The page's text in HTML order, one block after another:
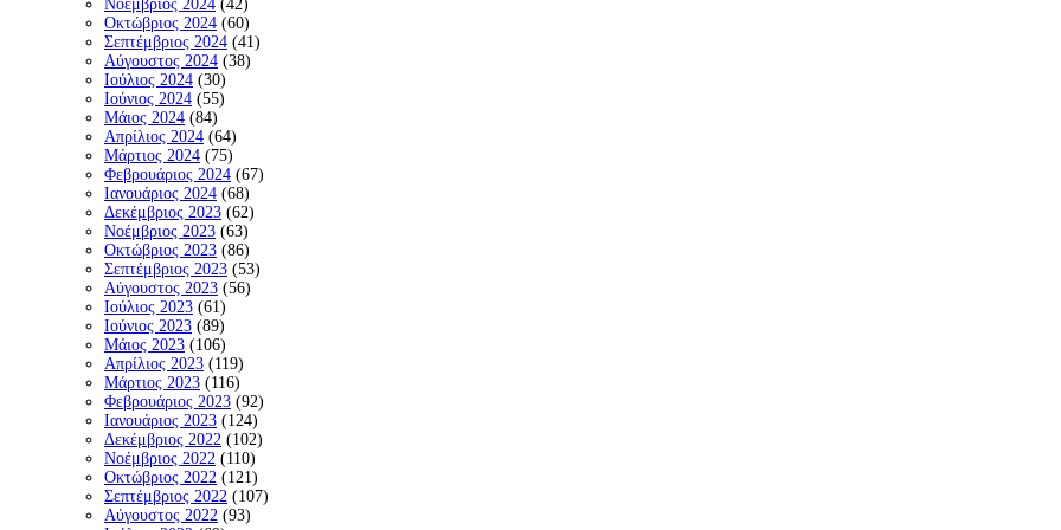
Νοέμβριος 2024 (42)
Οκτώβριος 2024 (60)
Σεπτέμβριος 2024 (41)
Αύγουστος 2024 (38)
Ιούλιος 2024 (30)
Ιούνιος 2024 (55)
Μάιος 2024 (84)
Απρίλιος 2024 (64)
Μάρτιος 2024 (75)
Φεβρουάριος 2024 (67)
Ιανουάριος 2024 (68)
Δεκέμβριος 2023 (62)
Νοέμβριος 2023 (63)
Οκτώβριος 2023 (86)
Σεπτέμβριος 2023 (53)
Αύγουστος 2023 (56)
Ιούλιος 2023 (61)
Ιούνιος 2023 (89)
Μάιος 2023 (106)
Απρίλιος 2023 (119)
Μάρτιος 2023 (116)
Φεβρουάριος 2023 (92)
Ιανουάριος 2023 (124)
Δεκέμβριος 2022 (102)
Νοέμβριος 2022 (110)
Οκτώβριος 2022 (121)
Σεπτέμβριος 2022 (107)
Αύγουστος 2022 (93)